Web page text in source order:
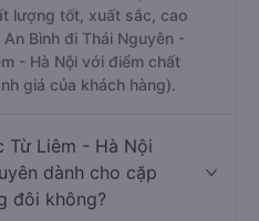
lượng tốt, xuất sắc, cao
Bình đi Thái Nguyên -
- Hà Nội với điểm chất
giá của khách hàng).
Từ Liêm - Hà Nội
dành cho cặp
đôi không?